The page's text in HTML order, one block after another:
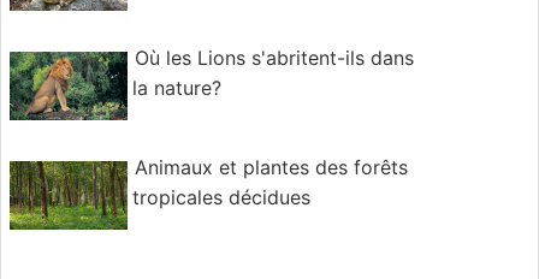
Où les Lions s'abritent-ils dans
la nature?
Animaux et plantes des forêts
tropicales décidues